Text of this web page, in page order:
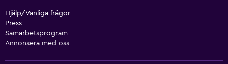
Hjälp/Vanliga frågor
Press
Samarbetsprogram
Annonsera med oss